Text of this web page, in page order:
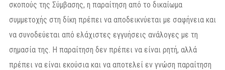
σκοπούς της Σύμβασης, η παραίτηση από το δικαίωμα
συμμετοχής στη δίκη πρέπει να αποδεικνύεται με σαφήνεια και
να συνοδεύεται από ελάχιστες εγγυήσεις ανάλογες με τη
σημασία της. Η παραίτηση δεν πρέπει να είναι ρητή, αλλά
πρέπει να είναι εκούσια και να αποτελεί εν γνώση παραίτηση